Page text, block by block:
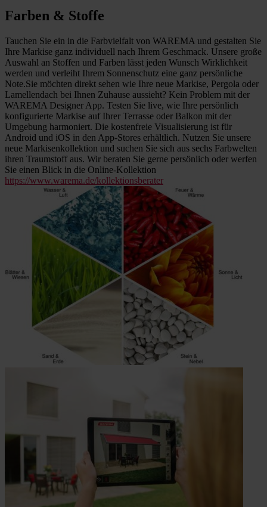
Farben & Stoffe
Tauchen Sie ein in die Farbvielfalt von WAREMA und gestalten Sie
Ihre Markise ganz individuell nach Ihrem Geschmack. Unsere große
Auswahl an Stoffen und Farben lässt jeden Wunsch Wirklichkeit
werden und verleiht Ihrem Sonnenschutz eine ganz persönliche
Note.Sie möchten direkt sehen wie Ihre neue Markise, Pergola oder
Lamellendach bei Ihnen Zuhause aussieht? Kein Problem mit der
WAREMA Designer App. Testen Sie live, wie Ihre persönlich
konfigurierte Markise auf Ihrer Terrasse oder Balkon mit der
Umgebung harmoniert. Die kostenfreie Visualisierung ist für
Android und iOS in den App-Stores erhältlich. Nutzen Sie unsere
neue Markisenkollektion und suchen Sie sich aus sechs Farbwelten
ihren Traumstoff aus. Wir beraten Sie gerne persönlich oder werfen
Sie einen Blick in die Online-Kollektion
https://www.warema.de/kollektionsberater